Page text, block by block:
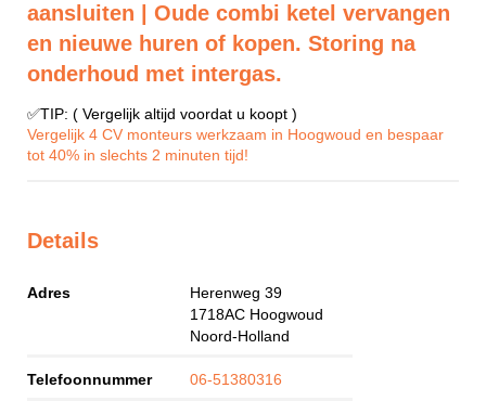
aansluiten | Oude combi ketel vervangen
en nieuwe huren of kopen. Storing na
onderhoud met intergas.
✅TIP: ( Vergelijk altijd voordat u koopt )
Vergelijk 4 CV monteurs werkzaam in Hoogwoud en bespaar
tot 40% in slechts 2 minuten tijd!
Details
Adres
Herenweg 39
1718AC Hoogwoud
Noord-Holland
Telefoonnummer 06-51380316